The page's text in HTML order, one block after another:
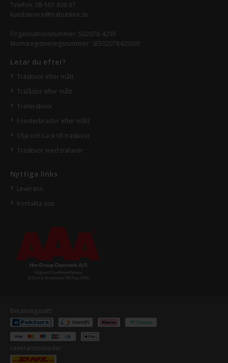
Telefon: 08-507 806 37
kundservice@trabutiken.se
Organisationsnummer: 502078-4293
Momsregistreringsnummer: SE502078429301
Letar du efter?
Träskivor efter mått
Trälådor efter mått
Trailerskivor
Fönsterbrädor efter mått
Olja och Lack till träskivor
Träskivor med träfanér
Nyttiga links
Leverans
Kontakta oss
Betalningssätt:
Leveransmetoder: